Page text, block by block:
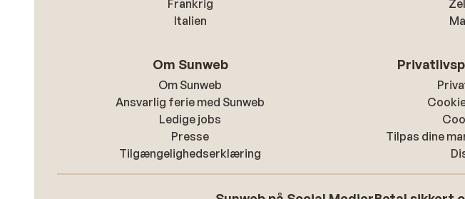
Frankrig
Italien
Om Sunweb
Om Sunweb
Ansvarlig ferie med Sunweb
Ledige jobs
Presse
Tilgængelighedserklæring
Tilpas dine